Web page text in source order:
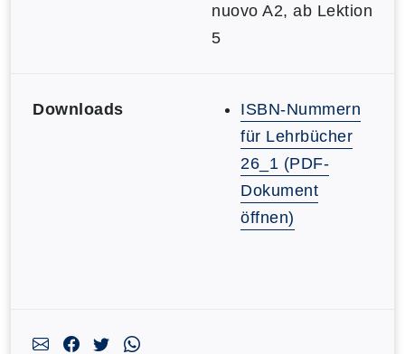
nuovo A2, ab Lektion
5
Downloads
ISBN-Nummern
für Lehrbücher
26_1 (PDF-
Dokument
öffnen)